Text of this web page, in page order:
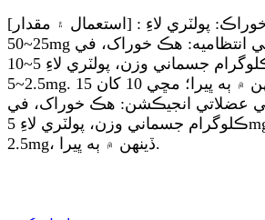
[استعمال ۽ مقدار] : مخلوط کاڌ خوراڪ: پولٽري لاءِ
25~50mg في ليٽر پاڻي. اندروني انتظاميه: هڪ خوراک، في
ڪلوگرام جسماني وزن، پولٽري لاءِ 5~10mg، جانورن لاءِ
2.5~5mg. ڏينهن ۾ ٻه ڀيرا؛ مڇي 10 کان 15mg 5 کان 7
عضلاتي انجيڪشن: هڪ خوراک، في
ڪلوگرام جسماني وزن، پولٽري لاءِ 5mg ۽ جانورن لاءِ
2.5mg، ڏينهن ۾ ٻه ڀيرا.